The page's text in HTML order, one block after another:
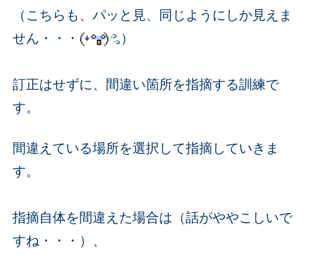
（こちらも、パッと見、同じようにしか見えま
せん・・・
）
訂正はせずに、間違い箇所を指摘する訓練で
す。
間違えている場所を選択して指摘していきま
す。
指摘自体を間違えた場合は（話がややこしいで
すね・・・）、